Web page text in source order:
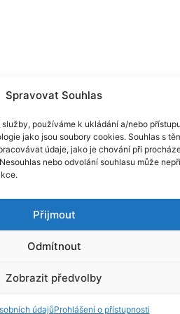
Spravovat Souhlas
používáme k ukládání a/nebo
jako jsou soubory cookies. Souhlas s
údaje, jako je chování při
nebo odvolání souhlasu může
Přijmout
Odmítnout
Zobrazit předvolby
údajůProhlášení o přístupnosti